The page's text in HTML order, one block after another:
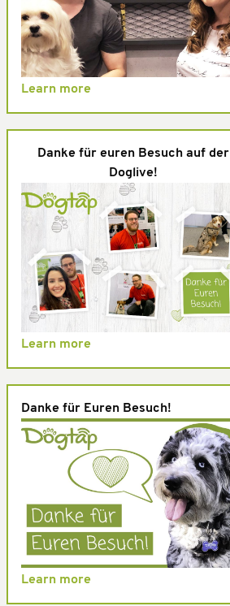
Learn more
Danke für euren Besuch auf der
Doglive!
Learn more
Danke für Euren Besuch!
Learn more